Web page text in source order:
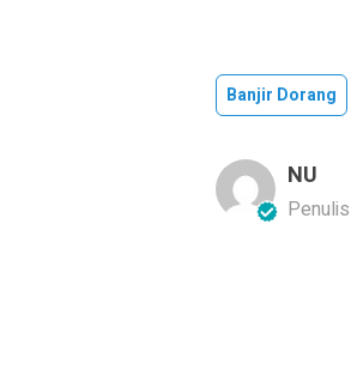
Banjir Dorang
NU
Penulis